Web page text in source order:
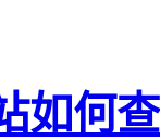
如何